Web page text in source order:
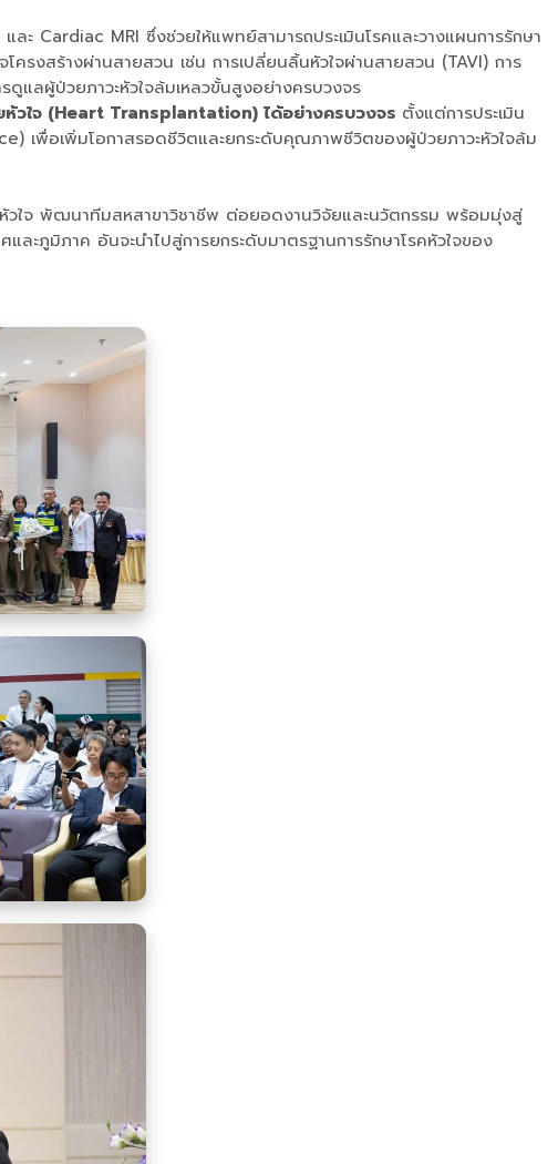
Cardiac MRI ซึ่งช่วยให้แพทย์สามารถประเมินโรคและวางแผนการรักษา
ครงสร้างผ่านสายสวน เช่น การเปลี่ยนลิ้นหัวใจผ่านสายสวน (TAVI) การ
แลผู้ป่วยภาวะหัวใจล้มเหลวขั้นสูงอย่างครบวงจร
หัวใจ (Heart Transplantation) ได้อย่างครบวงจร ตั้งแต่การประเมิน
เพื่อเพิ่มโอกาสรอดชีวิตและยกระดับคุณภาพชีวิตของผู้ป่วยภาวะหัวใจล้ม
หัวใจ พัฒนาทีมสหสาขาวิชาชีพ ต่อยอดงานวิจัยและนวัตกรรม พร้อมมุ่งสู่
ละภูมิภาค อันจะนำไปสู่การยกระดับมาตรฐานการรักษาโรคหัวใจของ